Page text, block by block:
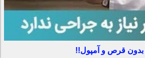
بدون قرص و آمپول!!